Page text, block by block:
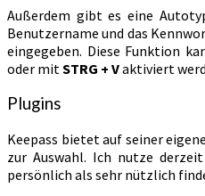
Außerdem gibt es eine
Benutzername und das
eingegeben. Diese Funktion
oder mit STRG + Vaktiviert
Plugins
Keepass bietet auf seiner
zur Auswahl. Ich nutze
persönlich als sehr nützlich